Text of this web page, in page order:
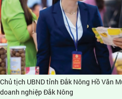
Chủ tịch UBND tỉnh Đắk Nông Hồ Văn
doanh nghiệp Đắk Nông